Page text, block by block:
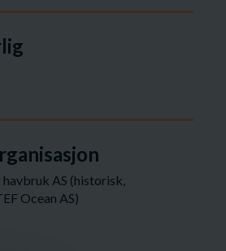
AS (historisk,
Ocean AS)